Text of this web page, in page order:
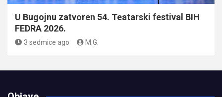
U Bugojnu zatvoren 54. Teatarski festival BIH
FEDRA 2026.
3 sedmice ago M.G.